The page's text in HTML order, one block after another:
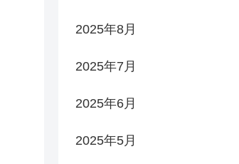
2025年8月
2025年7月
2025年6月
2025年5月